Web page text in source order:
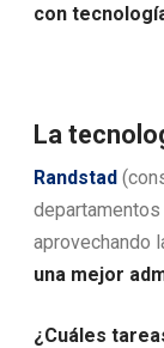
con
La
Randstad
aprovechando
una mejor
¿Cuáles